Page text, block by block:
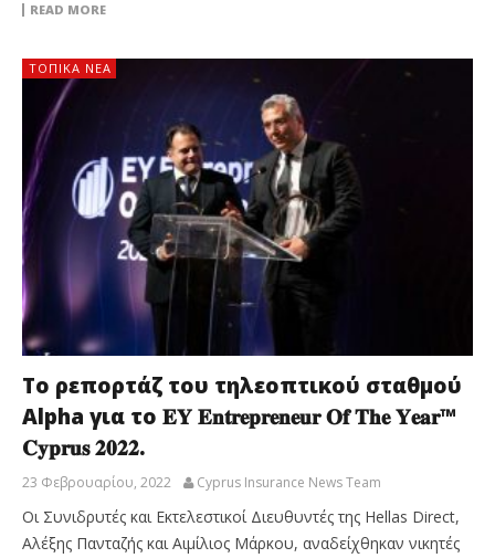
READ MORE
ΤΟΠΙΚΑ ΝΕΑ
Το ρεπορτάζ του τηλεοπτικού σταθμού
Alpha για το 𝐄𝐘 𝐄𝐧𝐭𝐫𝐞𝐩𝐫𝐞𝐧𝐞𝐮𝐫 𝐎𝐟 𝐓𝐡𝐞 𝐘𝐞𝐚𝐫™
𝐂𝐲𝐩𝐫𝐮𝐬 𝟐𝟎𝟐𝟐.
23 Φεβρουαρίου, 2022 Cyprus Insurance News Team
Οι Συνιδρυτές και Εκτελεστικοί Διευθυντές της Hellas Direct,
Αλέξης Πανταζής και Αιμίλιος Μάρκου, αναδείχθηκαν νικητές